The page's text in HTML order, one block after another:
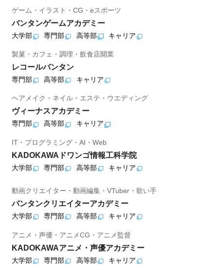
ゲーム・イラスト・CG・eスポーツ
バンタンゲームアカデミー
大学部 専門部 高等部 キャリア
製菓・カフェ・調理・飲食店開業
レコールバンタン
専門部 高等部 キャリア
ヘアメイク・ネイル・エステ・ウエディング
ヴィーナスアカデミー
専門部 高等部 キャリア
IT・プログラミング・AI・Web
KADOKAWAドワンゴ情報工科学院
大学部 専門部 高等部 キャリア
動画クリエイター・動画編集・VTuber・歌い手
バンタンクリエイターアカデミー
大学部 専門部 高等部 キャリア
アニメ・声優・アニメCG・アニメ監督
KADOKAWAアニメ・声優アカデミー
大学部 専門部 高等部 キャリア